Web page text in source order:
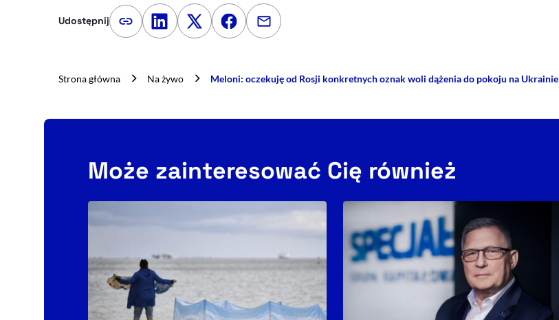
Udostępnij Kopiuj link artykułu
Udostępnij na LinkedIn
Udostępnij na Twitterze
Udostępnij na Facebooku
Udostępnij przez e-mail
Strona główna Na żywo Meloni: oczekuję od Rosji konkretnych oznak woli dążenia do pokoju na Ukrainie
Może zainteresować Cię również